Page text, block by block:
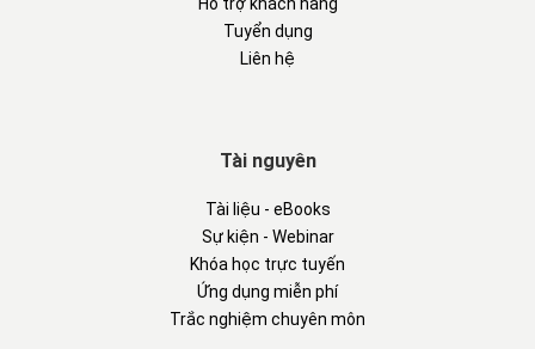
Tuyển dụng
Liên hệ
Tài nguyên
Tài liệu - eBooks
Sự kiện - Webinar
Khóa học trực tuyến
Ứng dụng miễn phí
Trắc nghiệm chuyên môn